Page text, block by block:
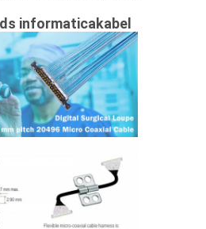
informaticakabel